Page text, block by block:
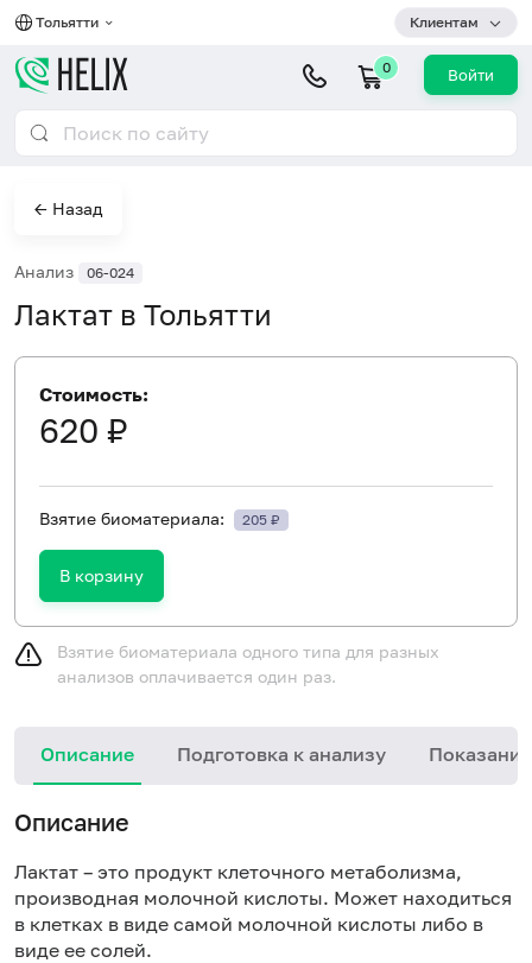
Тольятти Клиентам
0 Войти
← Назад
Анализ 06-024
Лактат в Тольятти
Стоимость:
620 ₽
Взятие биоматериала: 205 ₽
В корзину
Взятие биоматериала одного типа для разных
анализов оплачивается один раз.
Описание Подготовка к анализу
Описание
Лактат – это продукт клеточного метаболизма,
производная молочной кислоты. Может находиться
в клетках в виде самой молочной кислоты либо в
виде ее солей.